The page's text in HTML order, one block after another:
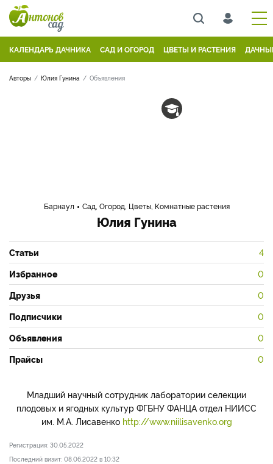
КАЛЕНДАРЬ ДАЧНИКА САД И ОГОРОД ЦВЕТЫ И РАСТЕНИЯ
Авторы Юлия Гунина Объявления
Барнаул Сад, Огород, Цветы, Комнатные растения
Юлия Гунина
Статьи 4
Избранное 0
Друзья 0
Подписчики 0
Объявления 0
Прайсы 0
Младший научный сотрудник лаборатории селекции
плодовых и ягодных культур ФГБНУ ФАНЦА отдел НИИСС
им. М.А. Лисавенко http://www.niilisavenko.org
Регистрация: 30.05.2022
Последний визит: 08.06.2022 в 10:32